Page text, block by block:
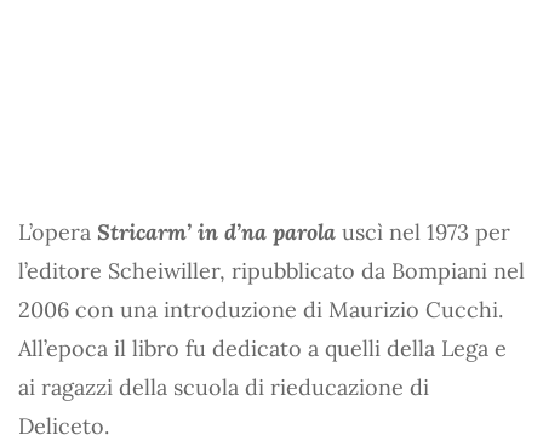
L’opera Stricarm’ in d’na parola uscì nel 1973 per
l’editore Scheiwiller, ripubblicato da Bompiani nel
2006 con una introduzione di Maurizio Cucchi.
All’epoca il libro fu dedicato a quelli della Lega e
ai ragazzi della scuola di rieducazione di
Deliceto.